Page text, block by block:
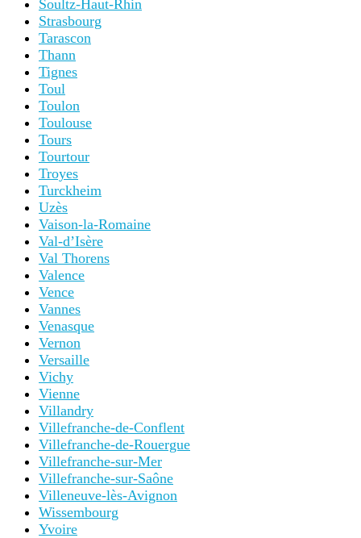
Soultz-Haut-Rhin
Strasbourg
Tarascon
Thann
Tignes
Toul
Toulon
Toulouse
Tours
Tourtour
Troyes
Turckheim
Uzès
Vaison-la-Romaine
Val-d’Isère
Val Thorens
Valence
Vence
Vannes
Venasque
Vernon
Versaille
Vichy
Vienne
Villandry
Villefranche-de-Conflent
Villefranche-de-Rouergue
Villefranche-sur-Mer
Villefranche-sur-Saône
Villeneuve-lès-Avignon
Wissembourg
Yvoire